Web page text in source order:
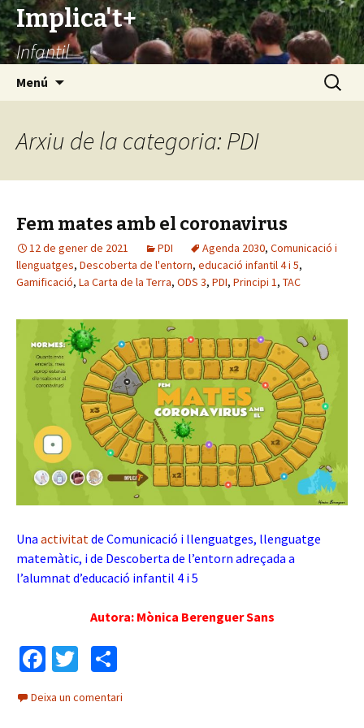
Implica't+
Infantil
Menú Cerca:
Arxiu de la categoria: PDI
Fem mates amb el coronavirus
12 de gener de 2021 PDI Agenda 2030, Comunicació i
llenguatges, Descoberta de l'entorn, educació infantil 4 i 5,
Gamificació, La Carta de la Terra, ODS 3, PDI, Principi 1, TAC
Una activitat de Comunicació i llenguatges, llenguatge
matemàtic, i de Descoberta de l’entorn adreçada a
l’alumnat d’educació infantil 4 i 5
Autora: Mònica Berenguer Sans
Fa
b
T
tt
o
m
Deixa un comentari